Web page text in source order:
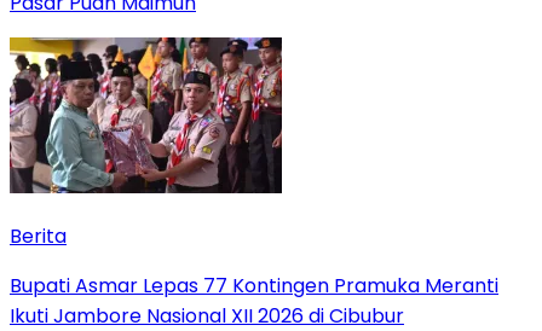
Berita
Bupati Asmar Lepas 77 Kontingen Pramuka Meranti
Ikuti Jambore Nasional XII 2026 di Cibubur